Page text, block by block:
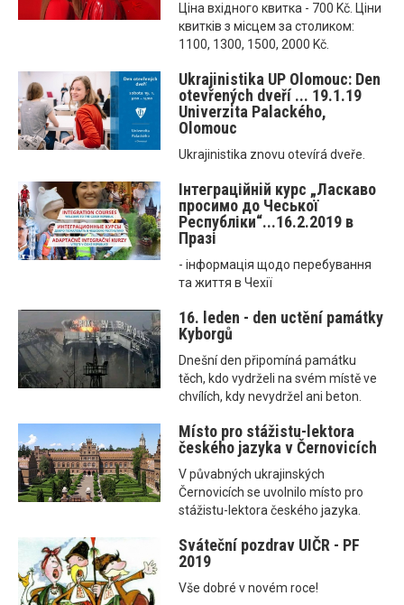
Ціна вхідного квитка - 700 Kč. Ціни
квитків з місцем за столиком:
1100, 1300, 1500, 2000 Kč.
Ukrajinistika UP Olomouc: Den
otevřených dveří ... 19.1.19
Univerzita Palackého,
Olomouc
Ukrajinistika znovu otevírá dveře.
Інтеграційнiй курс „Ласкаво
просимо до Чеської
Республіки“...16.2.2019 в
Празі
- інформація щодо перебування
та життя в Чехії
16. leden - den uctění památky
Kyborgů
Dnešní den připomíná památku
těch, kdo vydrželi na svém místě ve
chvílích, kdy nevydržel ani beton.
Místo pro stážistu-lektora
českého jazyka v Černovicích
V půvabných ukrajinských
Černovicích se uvolnilo místo pro
stážistu-lektora českého jazyka.
Sváteční pozdrav UIČR - PF
2019
Vše dobré v novém roce!